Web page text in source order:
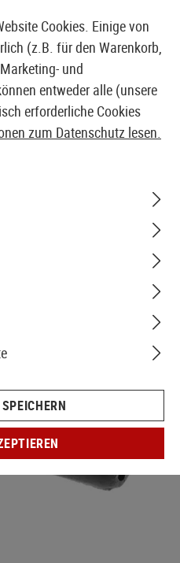
SHOP & GROßHÄNDLER
Cookies. Einige von
(z.B. für den Warenkorb,
und
entweder alle (unsere
erforderliche Cookies
zum Datenschutz lesen.